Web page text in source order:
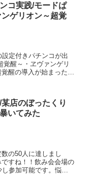
コ実践/モードぱ
ゲリオン～超覚
定付きパチンコが出
醒～・ヱヴァンゲリ
醒の導入が始まったの
店のぼったくり
いてみた
の50人に達しまし
すね！！飲み会会場の
参加可能です。悩ん